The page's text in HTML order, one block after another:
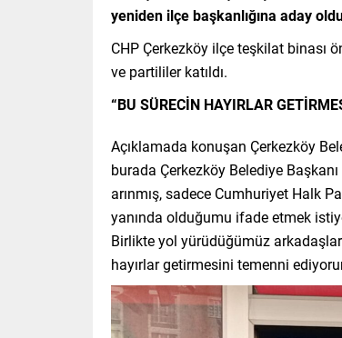
yeniden ilçe başkanlığına aday
CHP Çerkezköy ilçe teşkilat binası
ve partililer katıldı.
“BU SÜRECİN HAYIRLAR
Açıklamada konuşan Çerkezköy
burada Çerkezköy Belediye
arınmış, sadece Cumhuriyet Halk
yanında olduğumu ifade etmek
Birlikte yol yürüdüğümüz
hayırlar getirmesini temenni